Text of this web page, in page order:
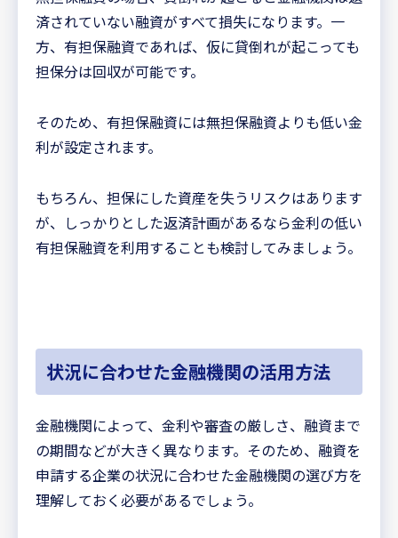
済されていない融資がすべて損失になります。一
方、有担保融資であれば、仮に貸倒れが起こっても
担保分は回収が可能です。
そのため、有担保融資には無担保融資よりも低い金
利が設定されます。
もちろん、担保にした資産を失うリスクはあります
が、しっかりとした返済計画があるなら金利の低い
有担保融資を利用することも検討してみましょう。
状況に合わせた金融機関の活用方法
金融機関によって、金利や審査の厳しさ、融資まで
の期間などが大きく異なります。そのため、融資を
申請する企業の状況に合わせた金融機関の選び方を
理解しておく必要があるでしょう。